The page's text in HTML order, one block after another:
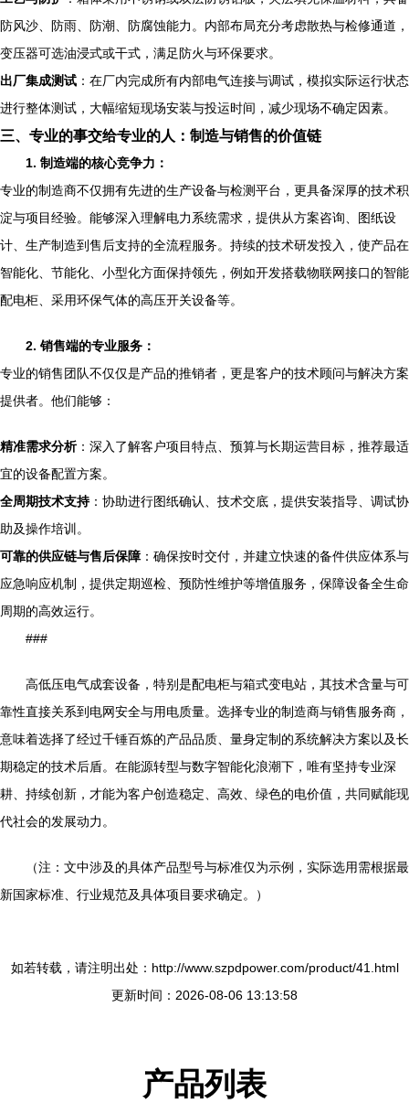
防风沙、防雨、防潮、防腐蚀能力。内部布局充分考虑散热与检修通道，
变压器可选油浸式或干式，满足防火与环保要求。
出厂集成测试 ：在厂内完成所有内部电气连接与调试，模拟实际运行状态
进行整体测试，大幅缩短现场安装与投运时间，减少现场不确定因素。
三、专业的事交给专业的人：制造与销售的价值链
1. 制造端的核心竞争力：
专业的制造商不仅拥有先进的生产设备与检测平台，更具备深厚的技术积
淀与项目经验。能够深入理解电力系统需求，提供从方案咨询、图纸设
计、生产制造到售后支持的全流程服务。持续的技术研发投入，使产品在
智能化、节能化、小型化方面保持领先，例如开发搭载物联网接口的智能
配电柜、采用环保气体的高压开关设备等。
2. 销售端的专业服务：
专业的销售团队不仅仅是产品的推销者，更是客户的技术顾问与解决方案
提供者。他们能够：
精准需求分析：深入了解客户项目特点、预算与长期运营目标，推荐最适
宜的设备配置方案。
全周期技术支持：协助进行图纸确认、技术交底，提供安装指导、调试协
助及操作培训。
可靠的供应链与售后保障 ：确保按时交付，并建立快速的备件供应体系与
应急响应机制，提供定期巡检、预防性维护等增值服务，保障设备全生命
周期的高效运行。
###
高低压电气成套设备，特别是配电柜与箱式变电站，其技术含量与可
靠性直接关系到电网安全与用电质量。选择专业的制造商与销售服务商，
意味着选择了经过千锤百炼的产品品质、量身定制的系统解决方案以及长
期稳定的技术后盾。在能源转型与数字智能化浪潮下，唯有坚持专业深
耕、持续创新，才能为客户创造稳定、高效、绿色的电价值，共同赋能现
代社会的发展动力。
（注：文中涉及的具体产品型号与标准仅为示例，实际选用需根据最
新国家标准、行业规范及具体项目要求确定。）
如若转载，请注明出处：http://www.szpdpower.com/product/41.html
更新时间：2026-08-06 13:13:58
产品列表